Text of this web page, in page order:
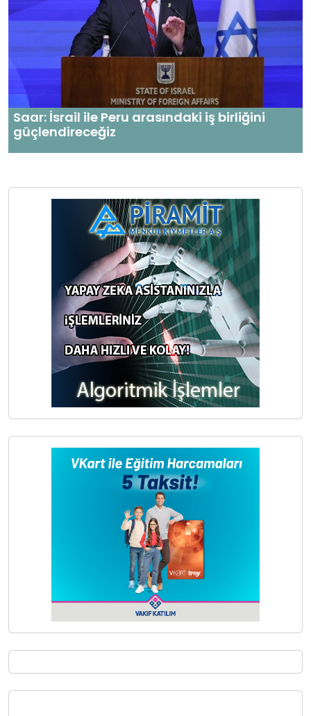
Saar: İsrail ile Peru arasındaki iş birliğini
güçlendireceğiz